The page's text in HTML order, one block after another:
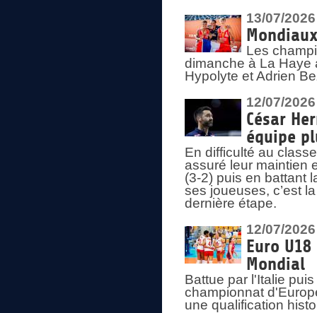
13/07/2026
Les
dimanche à La Haye
Hypolyte et Adrien
12/07/2026
César
équipe
En difficulté au
assuré leur maintien
(3-2) puis en battant
ses joueuses, c’est
dernière étape.
12/07/2026
Euro
Mondial
Battue par l'Italie
championnat
une qualification